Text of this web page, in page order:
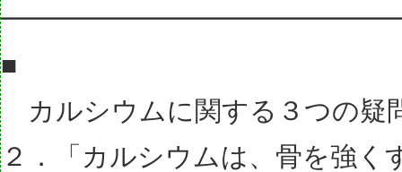
■
カルシウムに関する３つの疑
２．「カルシウムは、骨を強く